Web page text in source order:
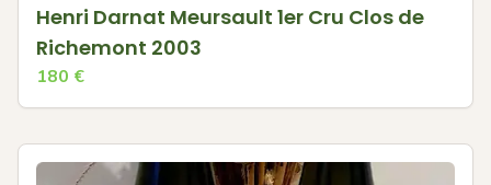
Henri Darnat Meursault 1er Cru Clos de
Richemont 2003
180 €